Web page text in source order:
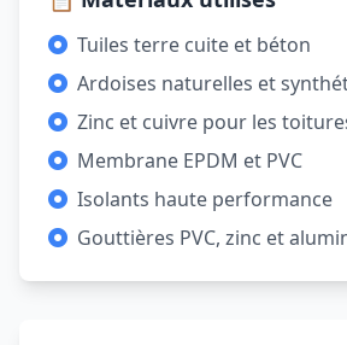
Tuiles terre cuite et béton
Ardoises naturelles et
Zinc et cuivre pour les
Membrane EPDM et PVC
Isolants haute performance
Gouttières PVC, zinc et